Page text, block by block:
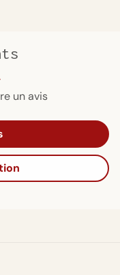
un avis